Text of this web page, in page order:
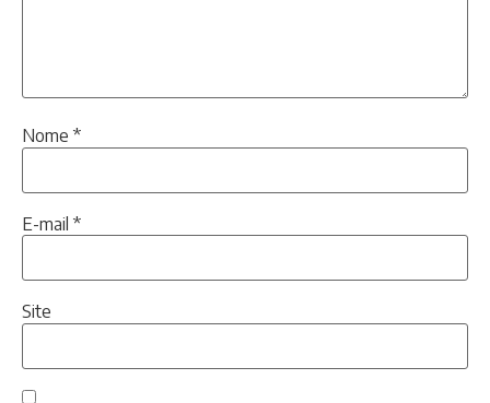
Nome *
E-mail *
Site